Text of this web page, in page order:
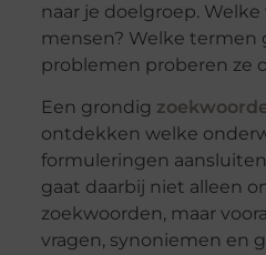
naar je doelgroep.
mensen? Welke termen
problemen proberen ze
Een grondig
ontdekken welke
formuleringen
gaat daarbij niet alleen
zoekwoorden, maar
vragen, synoniemen en